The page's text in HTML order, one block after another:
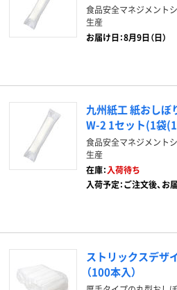
食品安全マネジメント
生産
お届け日：8月9日（日）
九州紙工 紙おしぼ
W-2 1セット(1袋
食品安全マネジメント
生産
在庫：入荷待ち
入荷予定：ご注文後、
ストリックスデザ
（100本入）